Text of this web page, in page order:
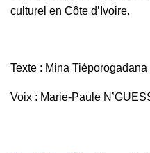
culturel en Côte d’Ivoire.
Texte : Mina
Voix : Marie-Paule